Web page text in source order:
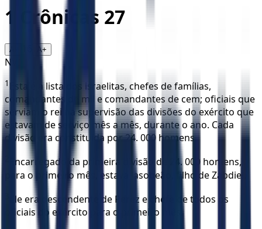
1 Crônicas 27
A- A+
NVI
1
Esta é a lista dos israelitas, chefes de famílias,
comandantes de mil e comandantes de cem; oficiais que
serviam o rei na supervisão das divisões do exército que
estavam de serviço mês a mês, durante o ano. Cada
divisão era constituída por 24. 000 homens.
Encarregado da primeira divisão de 24. 000 homens,
para o primeiro mês, estava Jasobeão, filho de Zabdiel.
Ele era descendente de Perez e chefe de todos os
oficiais do exército para o primeiro mês.